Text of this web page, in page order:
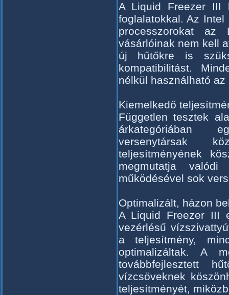
A Liquid Freezer III
foglalatokkal. Az
processzorokat az
vásárlóinak nem kell
új hűtőkre is
kompatibilitást.
nélkül használható
Kiemelkedő
Független tesztek
árkategóriában
versenytársak
teljesítményének
megmutatja
működésével sok
Optimalizált, házon
A Liquid Freezer III
vezérlésű
a teljesítmény,
optimalizáltak. A
továbbfejlesztett
vízcsöveknek
teljesítményét,